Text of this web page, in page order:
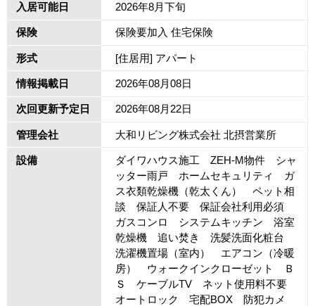
入居可能日 2026年8月下旬
保険 保険要加入 住宅保険
形式 [住居用] アパート
情報掲載日 2026年08月08日
管理会社 大和リビング株式会社 北摂営業所
次回更新予定日 2026年08月22日
設備
ダイワハウス施工 ZEH-M物件 シャ
ッター雨戸 ホームセキュリティ ガ
ス衣類乾燥機（乾太くん） ペット相
談 保証人不要 保証会社利用必須
ガスコンロ システムキッチン 浴室
乾燥機 追い焚き 洗髪洗面化粧台
洗濯機置場（室内） エアコン（冷暖
房） ウォークインクローゼット Ｂ
Ｓ ケーブルTV ネット使用料不要
オートロック 宅配BOX 防犯カメ